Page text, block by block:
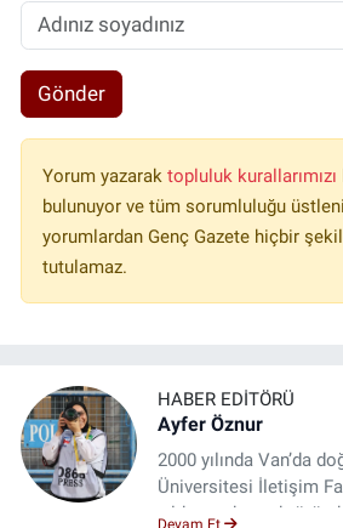
Gönder
Yorum yazarak topluluk kurallarımızı
bulunuyor ve tüm sorumluluğu
yorumlardan Genç Gazete hiçbir
tutulamaz.
HABER EDITÖRÜ
Ayfer Öznur
2000 yılında Van’da
Üniversitesi İletişim
yıldır medya